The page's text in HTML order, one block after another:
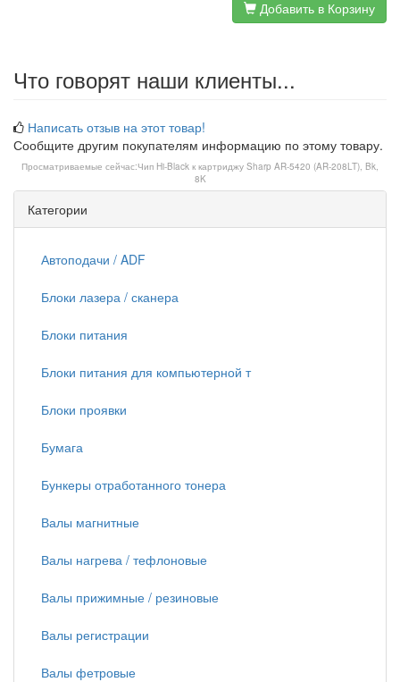
Добавить в Корзину
Что говорят наши клиенты...
Написать отзыв на этот товар!
Сообщите другим покупателям информацию по этому товару.
Просматриваемые сейчас:Чип Hi-Black к картриджу Sharp AR-5420 (AR-208LT), Bk,
8K
Категории
Автоподачи / ADF
Блоки лазера / сканера
Блоки питания
Блоки питания для компьютерной т
Блоки проявки
Бумага
Бункеры отработанного тонера
Валы магнитные
Валы нагрева / тефлоновые
Валы прижимные / резиновые
Валы регистрации
Валы фетровые